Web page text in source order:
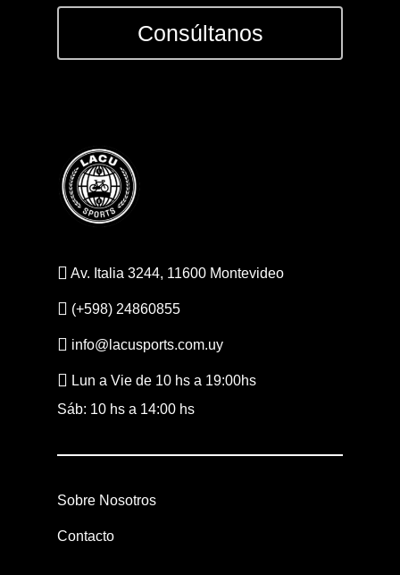
Consúltanos
Av. Italia 3244, 11600 Montevideo
(+598) 24860855
info@lacusports.com.uy
Lun a Vie de 10 hs a 19:00hs
Sáb: 10 hs a 14:00 hs
Sobre Nosotros
Contacto
CONSULTAS AL: 092
DEPORTES
JUGUETES